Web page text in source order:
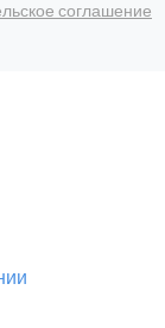
соглашение